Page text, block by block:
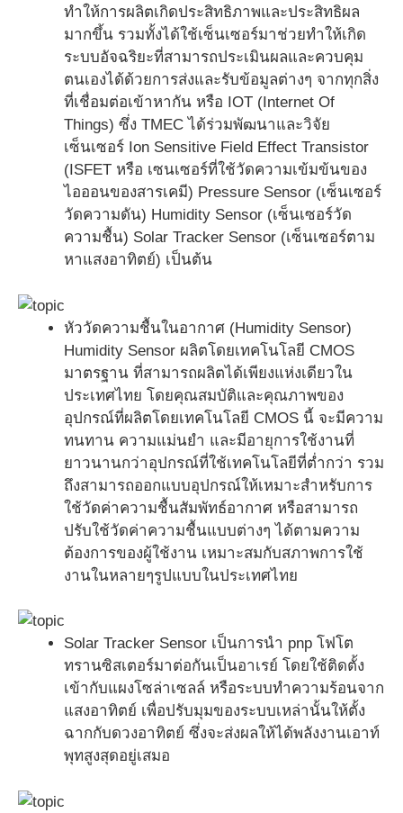
ทำให้การผลิตเกิดประสิทธิภาพและประสิทธิผล
มากขึ้น รวมทั้งได้ใช้เซ็นเซอร์มาช่วยทำให้เกิด
ระบบอัจฉริยะที่สามารถประเมินผลและควบคุม
ตนเองได้ด้วยการส่งและรับข้อมูลต่างๆ จากทุกสิ่ง
ที่เชื่อมต่อเข้าหากัน หรือ IOT (Internet Of
Things) ซึ่ง TMEC ได้ร่วมพัฒนาและวิจัย
เซ็นเซอร์ Ion Sensitive Field Effect Transistor
(ISFET หรือ เซนเซอร์ที่ใช้วัดความเข้มข้นของ
ไอออนของสารเคมี) Pressure Sensor (เซ็นเซอร์
วัดความดัน) Humidity Sensor (เซ็นเซอร์วัด
ความชื้น) Solar Tracker Sensor (เซ็นเซอร์ตาม
หาแสงอาทิตย์) เป็นต้น
หัววัดความชื้นในอากาศ (Humidity Sensor)
Humidity Sensor ผลิตโดยเทคโนโลยี CMOS
มาตรฐาน ที่สามารถผลิตได้เพียงแห่งเดียวใน
ประเทศไทย โดยคุณสมบัติและคุณภาพของ
อุปกรณ์ที่ผลิตโดยเทคโนโลยี CMOS นี้ จะมีความ
ทนทาน ความแม่นยำ และมีอายุการใช้งานที่
ยาวนานกว่าอุปกรณ์ที่ใช้เทคโนโลยีที่ต่ำกว่า รวม
ถึงสามารถออกแบบอุปกรณ์ให้เหมาะสำหรับการ
ใช้วัดค่าความชื้นสัมพัทธ์อากาศ หรือสามารถ
ปรับใช้วัดค่าความชื้นแบบต่างๆ ได้ตามความ
ต้องการของผู้ใช้งาน เหมาะสมกับสภาพการใช้
งานในหลายๆรูปแบบในประเทศไทย
Solar Tracker Sensor เป็นการนำ pnp โฟโต
ทรานซิสเตอร์มาต่อกันเป็นอาเรย์ โดยใช้ติดตั้ง
เข้ากับแผงโซล่าเซลล์ หรือระบบทำความร้อนจาก
แสงอาทิตย์ เพื่อปรับมุมของระบบเหล่านั้นให้ตั้ง
ฉากกับดวงอาทิตย์ ซึ่งจะส่งผลให้ได้พลังงานเอาท์
พุทสูงสุดอยู่เสมอ